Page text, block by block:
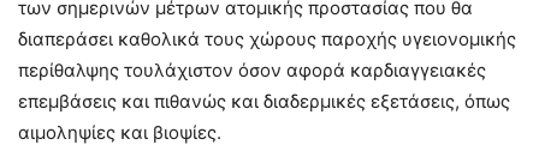
των σημερινών μέτρων ατομικής προστασίας που θα
διαπεράσει καθολικά τους χώρους παροχής υγειονομικής
περίθαλψης τουλάχιστον όσον αφορά καρδιαγγειακές
επεμβάσεις και πιθανώς και διαδερμικές εξετάσεις, όπως
αιμοληψίες και βιοψίες.